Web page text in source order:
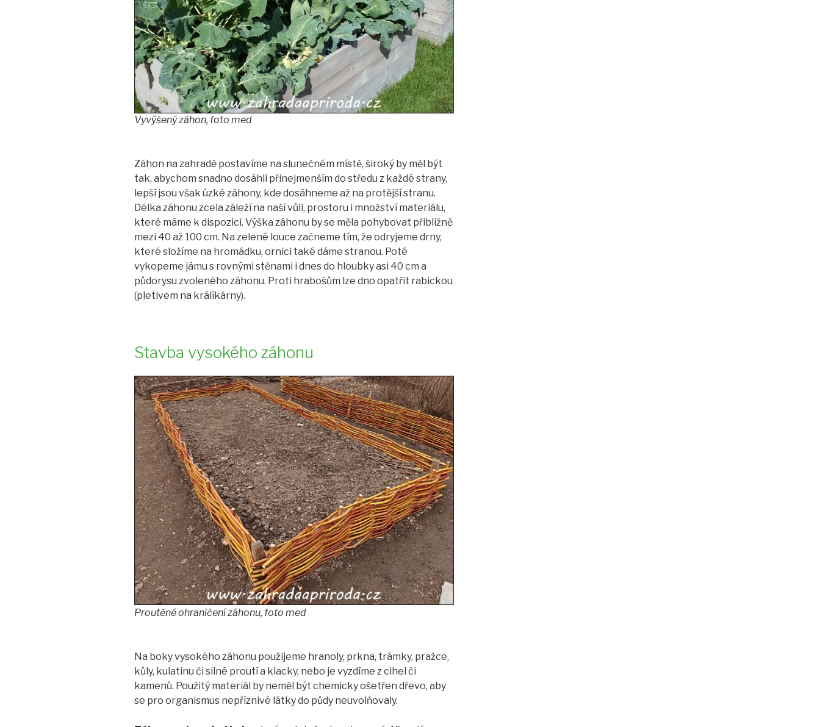
Vyvýšený záhon, foto med
Záhon na zahradě postavíme na slunečném místě, široký by měl být
tak, abychom snadno dosáhli přinejmenším do středu z každé strany,
lepší jsou však úzké záhony, kde dosáhneme až na protější stranu.
Délka záhonu zcela záleží na naší vůli, prostoru i množství materiálu,
které máme k dispozici. Výška záhonu by se měla pohybovat přibližně
mezi 40 až 100 cm. Na zelené louce začneme tím, že odryjeme drny,
které složíme na hromádku, ornici také dáme stranou. Poté
vykopeme jámu s rovnými stěnami i dnes do hloubky asi 40 cm a
půdorysu zvoleného záhonu. Proti hrabošům lze dno opatřit rabickou
(pletivem na králíkárny).
Stavba vysokého záhonu
Proutěné ohraničení záhonu, foto med
Na boky vysokého záhonu použijeme hranoly, prkna, trámky, pražce,
kůly, kulatinu či silné proutí a klacky, nebo je vyzdíme z cihel či
kamenů. Použitý materiál by neměl být chemicky ošetřen dřevo, aby
se pro organismus nepříznivé látky do půdy neuvolňovaly.